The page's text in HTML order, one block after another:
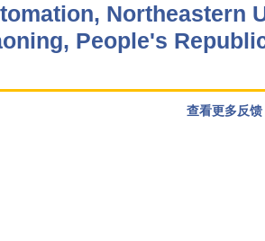
Northeastern
People's
查看更多反馈